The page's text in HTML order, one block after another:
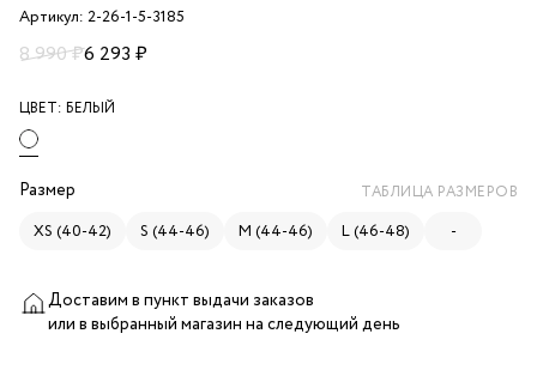
Артикул: 2-26-1-5-3185
8 990 ₽6 293 ₽
ЦВЕТ: БЕЛЫЙ
Размер ТАБЛИЦА РАЗМЕРОВ
XS (40-42) S (44-46) M (44-46) L (46-48) -
Доставим в пункт выдачи заказов
или в выбранный магазин на следующий день